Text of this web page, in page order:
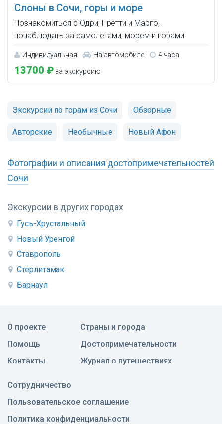
Экскурсии в других городах
Гусь-Хрустальный
Новый Уренгой
Ставрополь
Стерлитамак
Барнаул
Слоны в Сочи, горы и море
Познакомиться с Одри, Претти и Марго,
понаблюдать за самолетами, морем и горами.
Индивидуальная На автомобиле 4 часа
13700 ₽ за экскурсию
Экскурсии по горам из Сочи Обзорные
Авторские Необычные Новый Афон
Фотографии и описания достопримечательностей
Сочи
О проекте
Помощь
Контакты
Страны и города
Достопримечательности
Журнал о путешествиях
Сотрудничество
Пользовательское соглашение
Политика конфиденциальности